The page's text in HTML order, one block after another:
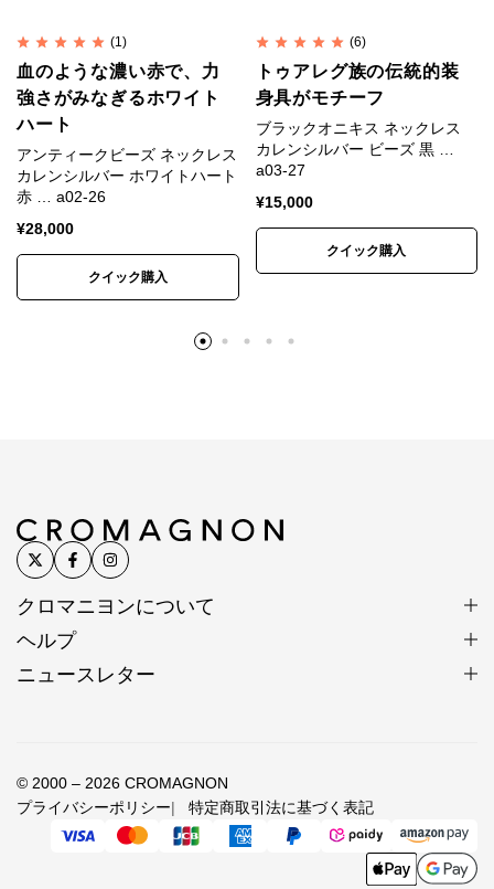
手仕事の原点が脈々と受け継が
れる
カレンシルバーはタイ北部の山岳地にあるカレン族の
村にて受け継がれてきた伝統的手法により作られてい
ます。
一つひとつが手作りで、それぞれが異なる表情を持ち
丹念に刻印が打ち込まれたシルバービーズに職人の技
カレン族
自然を敬い、霊を畏れ、正直、
(1)
血のような濃い赤で、力
強さがみなぎるホワイト
ハート
アンティークビーズ ネックレス
カレンシルバー ホワイトハート
赤 … a02-26
¥28,000
クイック購入
(6)
トゥアレグ族の伝統的装
身具がモチーフ
ブラックオニキス ネックレス
カレンシルバー ビーズ 黒 …
a03-27
¥15,000
クイック購入
クロマニヨンについて
ヘルプ
ニュースレター
© 2000 – 2026 CROMAGNON
プライバシーポリシー
特定商取引法に基づく表記